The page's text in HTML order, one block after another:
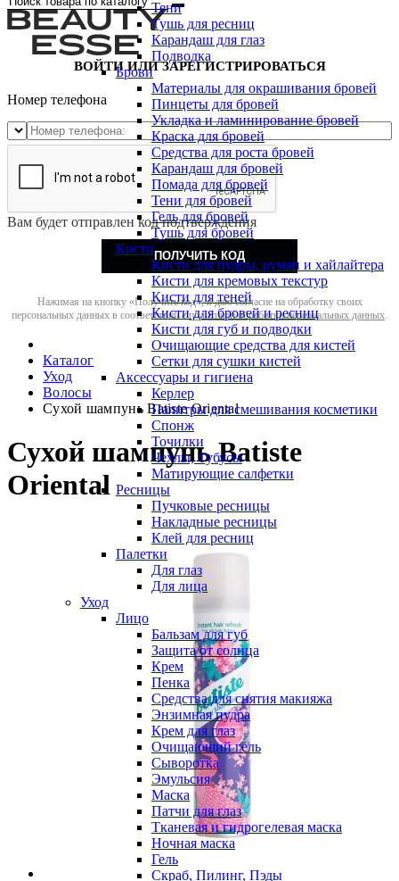
Тени
Тушь для ресниц
Карандаш для глаз
Подводка
Брови
Материалы для окрашивания бровей
Пинцеты для бровей
Укладка и ламинирование бровей
Краска для бровей
Средства для роста бровей
Карандаш для бровей
Помада для бровей
Тени для бровей
Гель для бровей
Тушь для бровей
Кисти
Кисти для пудры, румян и хайлайтера
Кисти для кремовых текстур
Кисти для теней
Кисти для бровей и ресниц
Кисти для губ и подводки
Очищающие средства для кистей
Сетки для сушки кистей
Аксессуары и гигиена
Керлер
Палитры для смешивания косметики
Спонж
Точилки
Чехлы, Тубусы
Матирующие салфетки
Ресницы
Пучковые ресницы
Накладные ресницы
Клей для ресниц
Палетки
Для глаз
Для лица
Уход
Лицо
Бальзам для губ
Защита от солнца
Крем
Пенка
Средства для снятия макияжа
Энзимная пудра
Крем для глаз
Очищающий гель
Сыворотка
Эмульсия
Маска
Патчи для глаз
Тканевая и гидрогелевая маска
Ночная маска
Гель
Скраб, Пилинг, Пэды
ВОЙТИ ИЛИ ЗАРЕГИСТРИРОВАТЬСЯ
Номер телефона
Вам будет отправлен код подтверждения
ПОЛУЧИТЬ КОД
Нажимая на кнопку «Получить код», я даю согласие на обработку своих
персональных данных в соответствии сполитикой обработки персональных данных.
Каталог
Уход
Волосы
Сухой шампунь Batiste Oriental
Сухой шампунь Batiste
Oriental